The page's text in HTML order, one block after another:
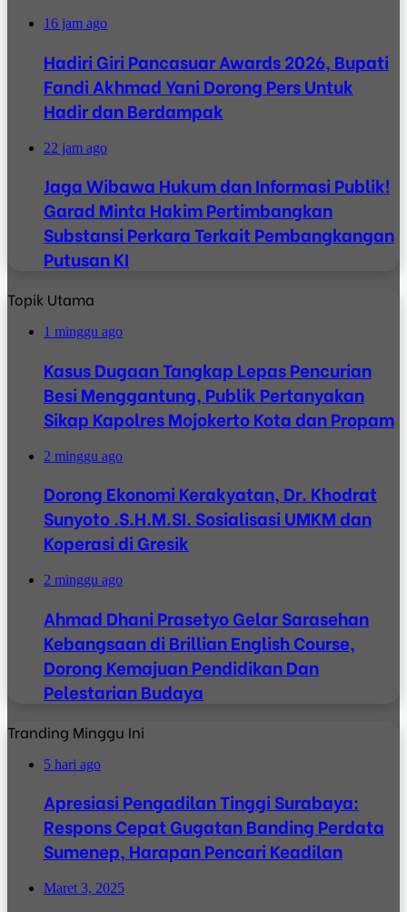
16 jam ago
Hadiri Giri Pancasuar Awards 2026, Bupati
Fandi Akhmad Yani Dorong Pers Untuk
Hadir dan Berdampak
22 jam ago
Jaga Wibawa Hukum dan Informasi Publik!
Garad Minta Hakim Pertimbangkan
Substansi Perkara Terkait Pembangkangan
Putusan KI
Topik Utama
1 minggu ago
Kasus Dugaan Tangkap Lepas Pencurian
Besi Menggantung, Publik Pertanyakan
Sikap Kapolres Mojokerto Kota dan Propam
2 minggu ago
Dorong Ekonomi Kerakyatan, Dr. Khodrat
Sunyoto .S.H.M.SI. Sosialisasi UMKM dan
Koperasi di Gresik
2 minggu ago
Ahmad Dhani Prasetyo Gelar Sarasehan
Kebangsaan di Brillian English Course,
Dorong Kemajuan Pendidikan Dan
Pelestarian Budaya
Tranding Minggu Ini
5 hari ago
Apresiasi Pengadilan Tinggi Surabaya:
Respons Cepat Gugatan Banding Perdata
Sumenep, Harapan Pencari Keadilan
Maret 3, 2025